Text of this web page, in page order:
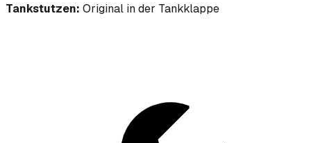
Tankstutzen: Original in der Tankklappe